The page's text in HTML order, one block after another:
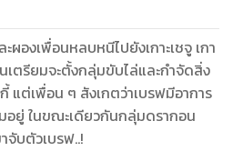
องเพื่อนหลบหนีไปยังเกาะเชจู เกา
เตรียมจะตั้งกลุ่มขับไล่และกำจัดสิ่ง
แต่เพื่อน ๆ สังเกตว่าเบรฟมีอาการ
ยู่ ในขณะเดียวกันกลุ่มดรากอน
จับตัวเบรฟ..!